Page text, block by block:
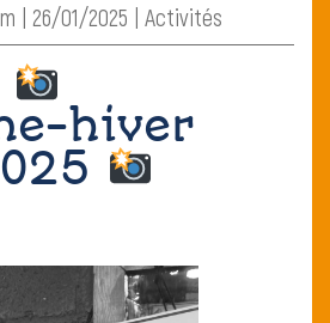
| 26/01/2025 | Activités
hiver